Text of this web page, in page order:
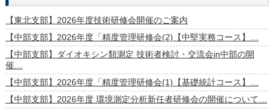
【東北支部】2026年度技術研修会開催のご案内
【中部支部】2026年度「精度管理研修会(2)【中堅実務コース】…
【中部支部】ダイオキシン類測定 技術者検討・交流会in中部の開
催…
【中部支部】2026年度「精度管理研修会(1)【基礎統計コース】…
【中部支部】2026年度 環境測定分析新任者研修会の開催について…